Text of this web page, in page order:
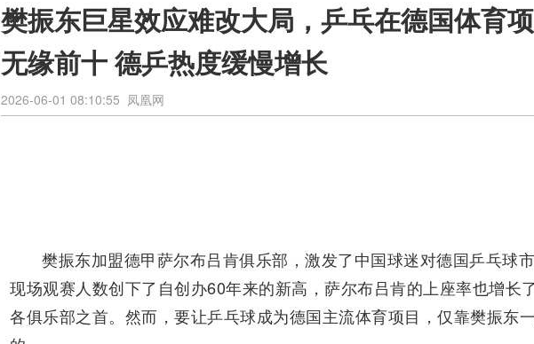
樊振东巨星效应难改大局，乒乓在德国体育
无缘前十 德乒热度缓慢增长
2026-06-01 08:10:55 凤凰网
樊振东加盟德甲萨尔布吕肯俱乐部，激发了中国球迷对德国乒乓球
现场观赛人数创下了自创办60年来的新高，萨尔布吕肯的上座率也增长
各俱乐部之首。然而，要让乒乓球成为德国主流体育项目，仅靠樊振东